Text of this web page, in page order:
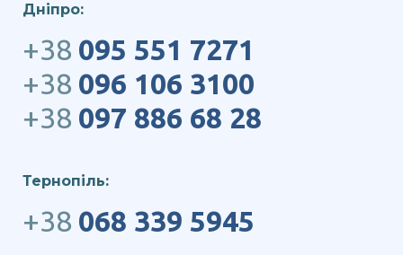
Дніпро:
+38 095 551 7271
+38 096 106 3100
+38 097 886 68 28
Тернопіль:
+38 068 339 5945